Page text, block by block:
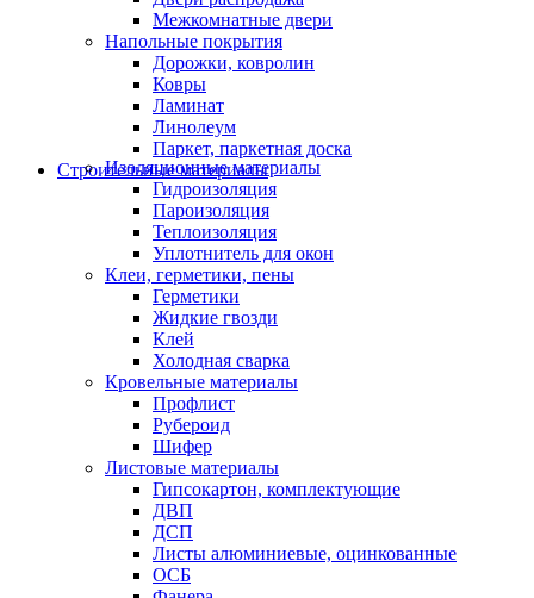
Межкомнатные двери
Напольные покрытия
Дорожки, ковролин
Ковры
Ламинат
Линолеум
Паркет, паркетная доска
Строительные материалы
Изоляционные материалы
Гидроизоляция
Пароизоляция
Теплоизоляция
Уплотнитель для окон
Клеи, герметики, пены
Герметики
Жидкие гвозди
Клей
Холодная сварка
Кровельные материалы
Профлист
Рубероид
Шифер
Листовые материалы
Гипсокартон, комплектующие
ДВП
ДСП
Листы алюминиевые, оцинкованные
ОСБ